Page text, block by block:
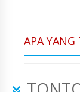
APA YANG